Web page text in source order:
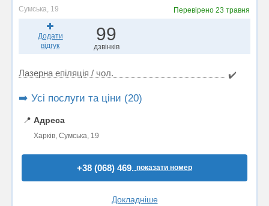
Сумська, 19 Перевірено23 травня
Додати
відгук
99
дзвінків
Лазерна епіляція / чол. ✔️
➡️ Усі послуги та ціни (20)
📍 Адреса
Харків, Сумська, 19
+38 (068) 469..показати номер
Докладніше